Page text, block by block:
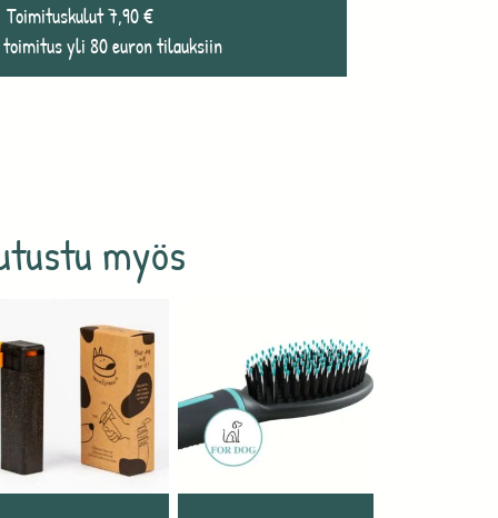
Toimituskulut 7,90 €
toimitus yli 80 euron tilauksiin
myös